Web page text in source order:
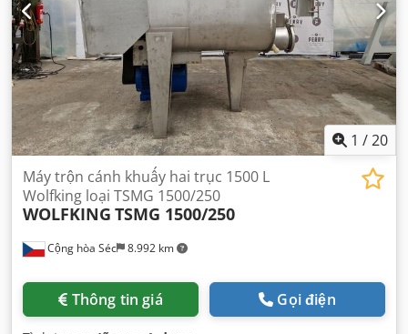
1 /20
Cộng hòa Séc 8.992 km
Máy trộn cánh khuấy hai trục 1500 L
Wolfking loại TSMG 1500/250
WOLFKING TSMG 1500/250
Thông tin giá Gọi điện